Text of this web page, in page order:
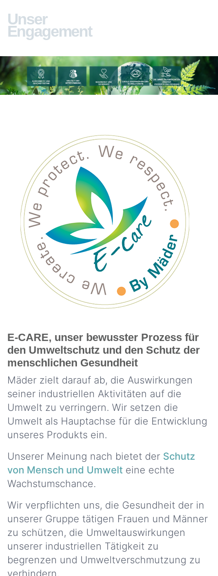
Unser
Engagement
E-CARE, unser bewusster Prozess für
den Umweltschutz und den Schutz der
menschlichen Gesundheit
Mäder zielt darauf ab, die Auswirkungen
seiner industriellen Aktivitäten auf die
Umwelt zu verringern. Wir setzen die
Umwelt als Hauptachse für die Entwicklung
unseres Produkts ein.
Unserer Meinung nach bietet der Schutz
von Mensch und Umwelt eine echte
Wachstumschance.
Wir verpflichten uns, die Gesundheit der in
unserer Gruppe tätigen Frauen und Männer
zu schützen, die Umweltauswirkungen
unserer industriellen Tätigkeit zu
begrenzen und Umweltverschmutzung zu